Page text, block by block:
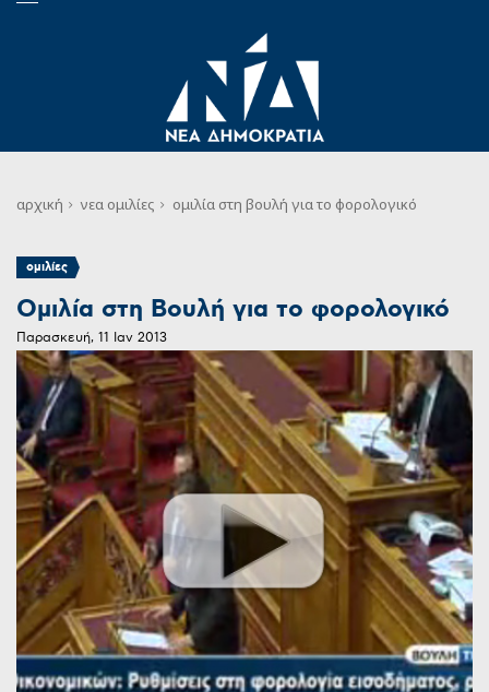
αρχική νεα ομιλίες ομιλία στη βουλή για το φορολογικό
ομιλίες
Ομιλία στη Βουλή για το φορολογικό
Παρασκευή, 11 Ιαν 2013